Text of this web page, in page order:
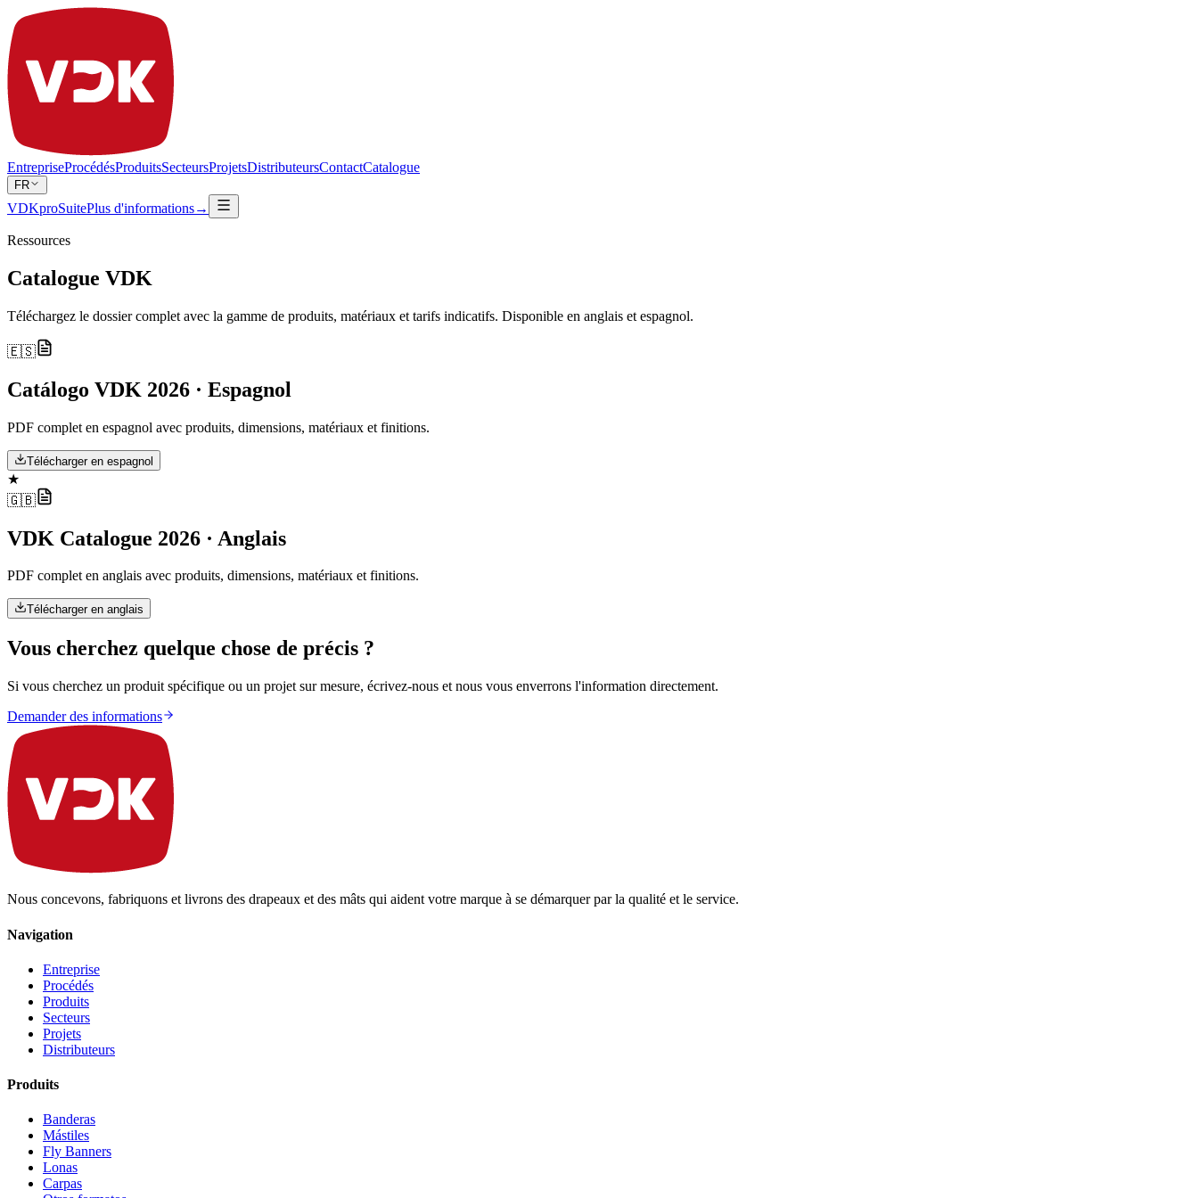
EntrepriseProcédésProduitsSecteursProjetsDistributeursContactCatalogue
FR
VDKproSuitePlus d'informations→
Ressources
Catalogue VDK
Téléchargez le dossier complet avec la gamme de produits, matériaux et tarifs indicatifs. Disponible en anglais et espagnol.
🇪🇸
Catálogo VDK 2026 · Espagnol
PDF complet en espagnol avec produits, dimensions, matériaux et finitions.
Télécharger en espagnol
★
🇬🇧
VDK Catalogue 2026 · Anglais
PDF complet en anglais avec produits, dimensions, matériaux et finitions.
Télécharger en anglais
Vous cherchez quelque chose de précis ?
Si vous cherchez un produit spécifique ou un projet sur mesure, écrivez-nous et nous vous enverrons l'information directement.
Demander des informations
Nous concevons, fabriquons et livrons des drapeaux et des mâts qui aident votre marque à se démarquer par la qualité et le service.
Navigation
Entreprise
Procédés
Produits
Secteurs
Projets
Distributeurs
Produits
Banderas
Mástiles
Fly Banners
Lonas
Carpas